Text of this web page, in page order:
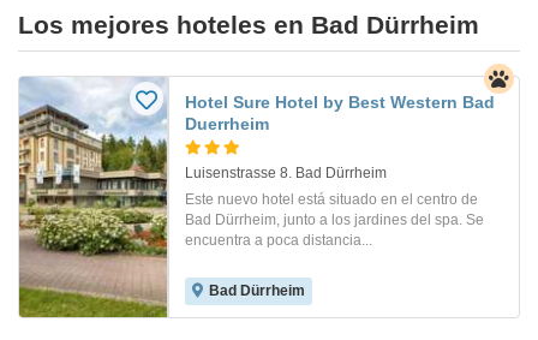
Los mejores hoteles en Bad Dürrheim
Hotel Sure Hotel by Best Western Bad
Duerrheim
Luisenstrasse 8. Bad Dürrheim
Este nuevo hotel está situado en el centro de
Bad Dürrheim, junto a los jardines del spa. Se
encuentra a poca distancia...
Bad Dürrheim